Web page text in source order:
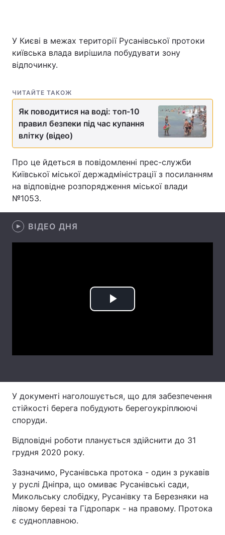
Головна Війна
Економіка
Техно і зв'язок
Зброя Інциденти
Здоров'я Туризм
Екологія
Тема оформлення
У Києві в межах території Русанівської протоки
київська влада вирішила побудувати зону
відпочинку.
ЧИТАЙТЕ ТАКОЖ
Як поводитися на воді: топ-10
правил безпеки під час купання
влітку (відео)
Про це йдеться в повідомленні прес-служби
Київської міської держадміністрації з посиланням
на відповідне розпорядження міської влади
№1053.
ВІДЕО ДНЯ
Play
У документі наголошується, що для забезпечення
стійкості берега побудують берегоукріплюючі
споруди.
Відповідні роботи планується здійснити до 31
грудня 2020 року.
Зазначимо, Русанівська протока - один з рукавів
у руслі Дніпра, що омиває Русанівські сади,
Микольську слобідку, Русанівку та Березняки на
лівому березі та Гідропарк - на правому. Протока
є судноплавною.